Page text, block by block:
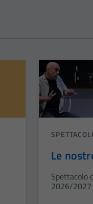
Le
Spettacolo
2026/2027